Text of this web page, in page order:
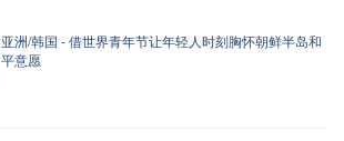
亚洲/韩国 - 借世界青年节让年轻人时刻胸怀朝鲜半岛和
平意愿